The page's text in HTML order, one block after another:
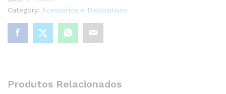
Category: Acessórios e Dispositivos
Produtos Relacionados